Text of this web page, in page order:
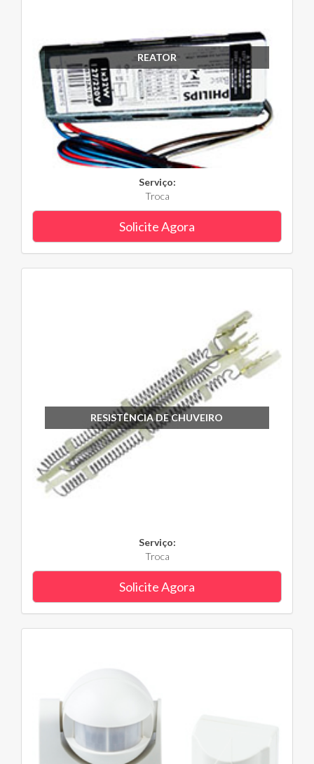
REATOR
Serviço:
Troca
Solicite Agora
RESISTÊNCIA DE CHUVEIRO
Serviço:
Troca
Solicite Agora